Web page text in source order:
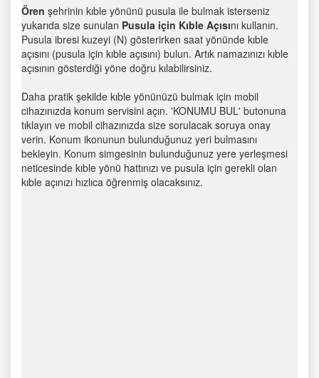
Ören şehrinin kıble yönünü pusula ile bulmak isterseniz
yukarıda size sunulan Pusula için Kıble Açısını kullanın.
Pusula ibresi kuzeyi (N) gösterirken saat yönünde kıble
açısını (pusula için kıble açısını) bulun. Artık namazınızı kıble
açısının gösterdiği yöne doğru kılabilirsiniz.
Daha pratik şekilde kıble yönünüzü bulmak için mobil
cihazınızda konum servisini açın. 'KONUMU BUL' butonuna
tıklayın ve mobil cihazınızda size sorulacak soruya onay
verin. Konum ikonunun bulunduğunuz yeri bulmasını
bekleyin. Konum simgesinin bulunduğunuz yere yerleşmesi
neticesinde kıble yönü hattınızı ve pusula için gerekli olan
kıble açınızı hızlıca öğrenmiş olacaksınız.